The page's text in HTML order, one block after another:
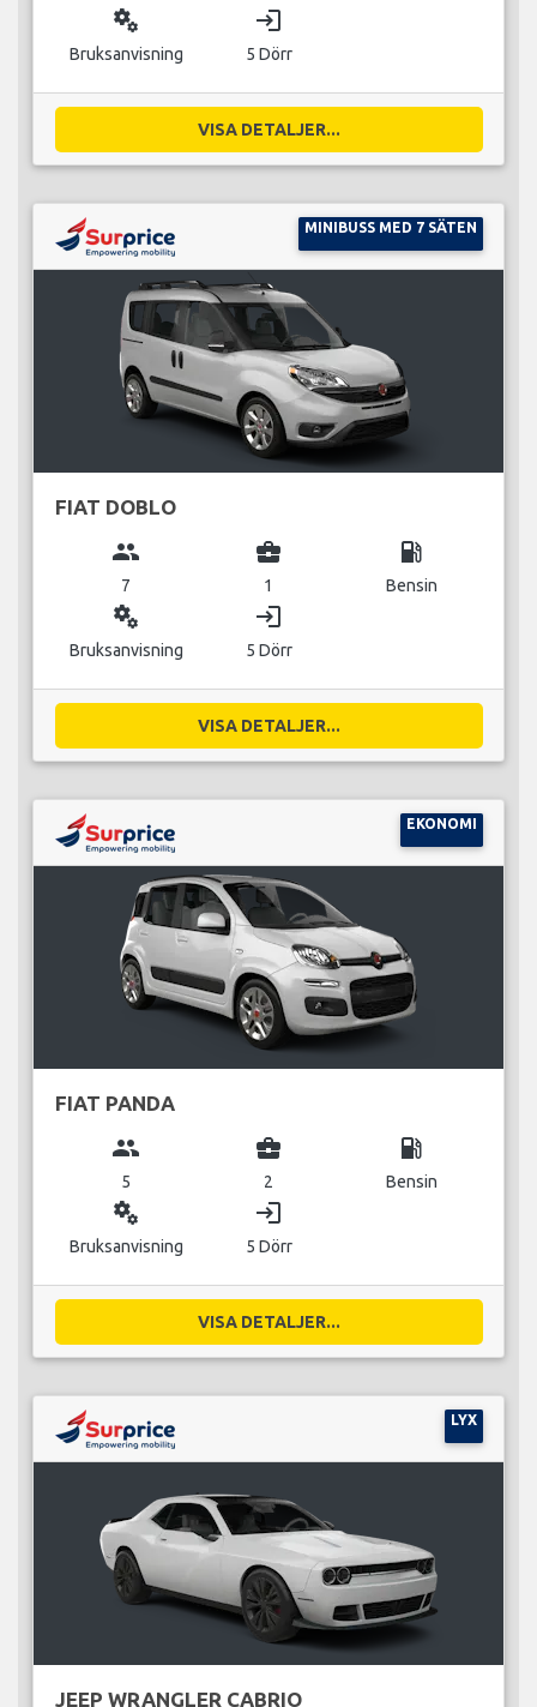
miscellaneous_services
Bruksanvisning
login
5 Dörr
VISA DETALJER...
MINIBUSS MED 7 SÄTEN
FIAT DOBLO
group
7
business_center
1
local_gas_station
Bensin
miscellaneous_services
Bruksanvisning
login
5 Dörr
VISA DETALJER...
EKONOMI
FIAT PANDA
group
5
business_center
2
local_gas_station
Bensin
miscellaneous_services
Bruksanvisning
login
5 Dörr
VISA DETALJER...
LYX
JEEP WRANGLER CABRIO